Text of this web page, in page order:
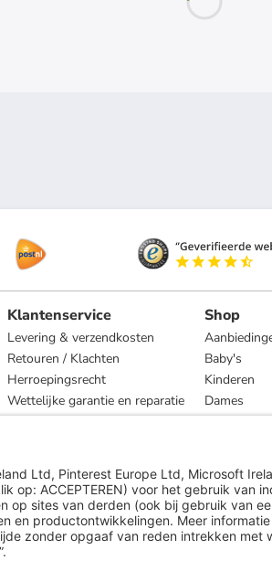
Klantenservice
Levering & verzendkosten
Retouren / Klachten
Herroepingsrecht
Wettelijke garantie en reparatie
Shop
Baby's
Kinderen
Dames
Heren